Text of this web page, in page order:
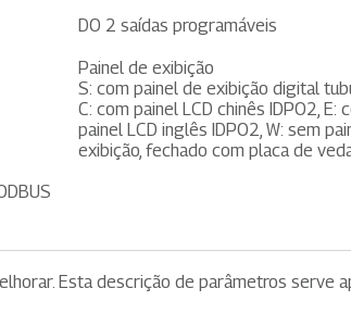
DO 2 saídas programáveis
Painel de exibição
S: com painel de exibição digital
C: com painel LCD chinês IDPO2, E:
painel LCD inglês IDPO2, W: sem
exibição, fechado com placa de
Esta descrição de parâmetros serve